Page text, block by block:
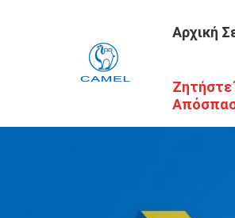
Αρχική
Ζητήστε